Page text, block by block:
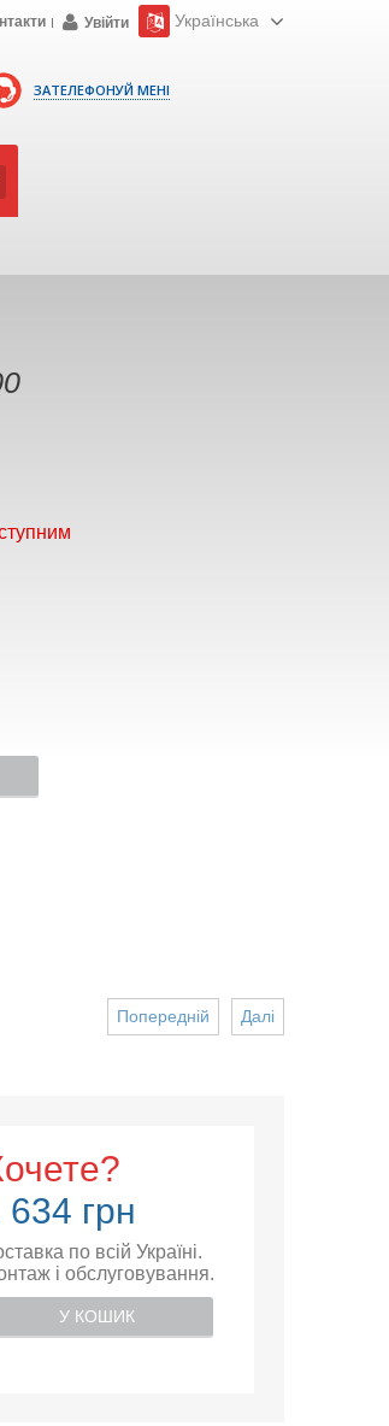
ЗАТЕЛЕФОНУЙ МЕНІ
Увійти Українська
Далі
Попередній
634 грн
по всій Україні.
і обслуговування.
У КОШИК